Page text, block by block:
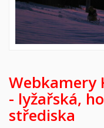
Webkamery
- lyžařská,
střediska